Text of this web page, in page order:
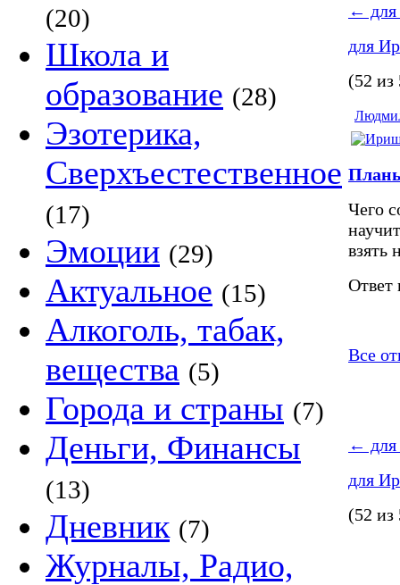
(20)
Школа и
образование (28)
Эзотерика,
Сверхъестественное
(17)
Эмоции (29)
Актуальное (15)
Алкоголь, табак,
вещества (5)
Города и страны (7)
Деньги, Финансы
(13)
Дневник (7)
Журналы, Радио,
←
для
(52 из
Чего
взять
Ответ
Все
←
для
(52 из